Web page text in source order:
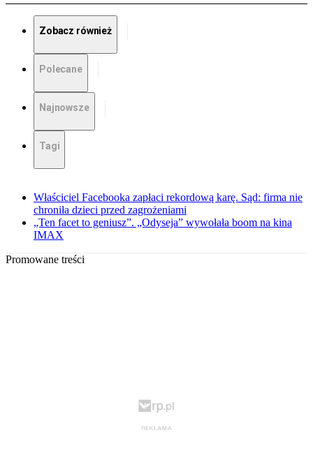
Zobacz również
Polecane
Najnowsze
Tagi
Właściciel Facebooka zapłaci rekordową karę. Sąd: firma nie
chroniła dzieci przed zagrożeniami
„Ten facet to geniusz”. „Odyseja” wywołała boom na kina
IMAX
Promowane treści